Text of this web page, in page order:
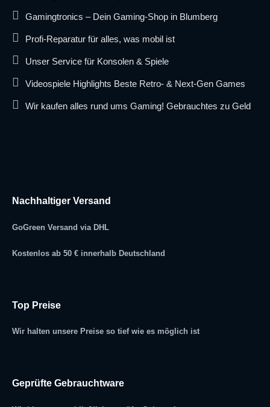
Gamingtronics – Dein Gaming-Shop in Blumberg
Profi-Reparatur für alles, was mobil ist
Unser Service für Konsolen & Spiele
Videospiele Highlights Beste Retro- & Next-Gen Games
Wir kaufen alles rund ums Gaming! Gebrauchtes zu Geld
Nachhaltiger Versand
GoGreen Versand via DHL
Kostenlos ab 50 € innerhalb Deutschland
Top Preise
Wir halten unsere Preise so tief wie es möglich ist
Geprüfte Gebrauchtware